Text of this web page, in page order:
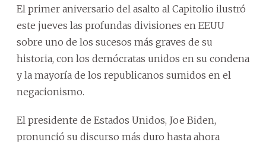
El primer aniversario del asalto al Capitolio ilustró
este jueves las profundas divisiones en EEUU
sobre uno de los sucesos más graves de su
historia, con los demócratas unidos en su condena
y la mayoría de los republicanos sumidos en el
negacionismo.
El presidente de Estados Unidos, Joe Biden,
pronunció su discurso más duro hasta ahora